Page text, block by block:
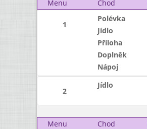
Menu Chod
1
Polévka
Jídlo
Příloha
Doplněk
Nápoj
2
Jídlo
Menu
Chod